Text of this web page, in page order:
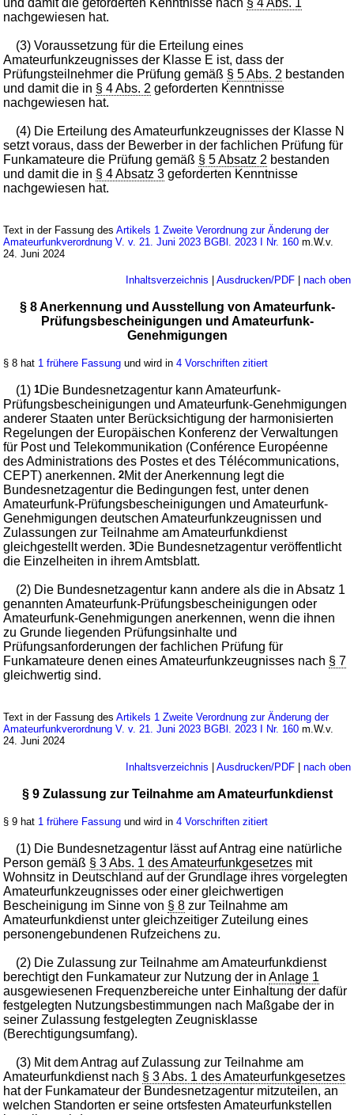
nachgewiesen hat.
(3) Voraussetzung für die Erteilung eines
Amateurfunkzeugnisses der Klasse E ist, dass der
Prüfungsteilnehmer die Prüfung gemäß § 5 Abs. 2 bestanden
und damit die in § 4 Abs. 2 geforderten Kenntnisse
nachgewiesen hat.
(4) Die Erteilung des Amateurfunkzeugnisses der Klasse N
setzt voraus, dass der Bewerber in der fachlichen Prüfung für
Funkamateure die Prüfung gemäß § 5 Absatz 2 bestanden
und damit die in § 4 Absatz 3 geforderten Kenntnisse
nachgewiesen hat.
Text in der Fassung desArtikels 1 Zweite Verordnung zur Änderung der
Amateurfunkverordnung V. v. 21. Juni 2023 BGBl. 2023 I Nr. 160 m.W.v.
24. Juni 2024
Inhaltsverzeichnis | Ausdrucken/PDF| nach oben
§ 8 Anerkennung und Ausstellung von Amateurfunk-
Prüfungsbescheinigungen und Amateurfunk-
Genehmigungen
§ 8 hat 1 frühere Fassung und wird in4 Vorschriften zitiert
(1)1Die Bundesnetzagentur kann Amateurfunk-
Prüfungsbescheinigungen und Amateurfunk-Genehmigungen
anderer Staaten unter Berücksichtigung der harmonisierten
Regelungen der Europäischen Konferenz der Verwaltungen
für Post und Telekommunikation (Conférence Européenne
des Administrations des Postes et des Télécommunications,
CEPT) anerkennen.2Mit der Anerkennung legt die
Bundesnetzagentur die Bedingungen fest, unter denen
Amateurfunk-Prüfungsbescheinigungen und Amateurfunk-
Genehmigungen deutschen Amateurfunkzeugnissen und
Zulassungen zur Teilnahme am Amateurfunkdienst
gleichgestellt werden.3Die Bundesnetzagentur veröffentlicht
die Einzelheiten in ihrem Amtsblatt.
(2) Die Bundesnetzagentur kann andere als die in Absatz 1
genannten Amateurfunk-Prüfungsbescheinigungen oder
Amateurfunk-Genehmigungen anerkennen, wenn die ihnen
zu Grunde liegenden Prüfungsinhalte und
Prüfungsanforderungen der fachlichen Prüfung für
Funkamateure denen eines Amateurfunkzeugnisses nach § 7
gleichwertig sind.
Text in der Fassung desArtikels 1 Zweite Verordnung zur Änderung der
Amateurfunkverordnung V. v. 21. Juni 2023 BGBl. 2023 I Nr. 160 m.W.v.
24. Juni 2024
Inhaltsverzeichnis | Ausdrucken/PDF| nach oben
§ 9 Zulassung zur Teilnahme am Amateurfunkdienst
§ 9 hat 1 frühere Fassung und wird in4 Vorschriften zitiert
(1) Die Bundesnetzagentur lässt auf Antrag eine natürliche
Person gemäß § 3 Abs. 1 des Amateurfunkgesetzes mit
Wohnsitz in Deutschland auf der Grundlage ihres vorgelegten
Amateurfunkzeugnisses oder einer gleichwertigen
Bescheinigung im Sinne von § 8 zur Teilnahme am
Amateurfunkdienst unter gleichzeitiger Zuteilung eines
personengebundenen Rufzeichens zu.
(2) Die Zulassung zur Teilnahme am Amateurfunkdienst
berechtigt den Funkamateur zur Nutzung der inAnlage 1
ausgewiesenen Frequenzbereiche unter Einhaltung der dafür
festgelegten Nutzungsbestimmungen nach Maßgabe der in
seiner Zulassung festgelegten Zeugnisklasse
(Berechtigungsumfang).
(3) Mit dem Antrag auf Zulassung zur Teilnahme am
Amateurfunkdienst nach § 3 Abs. 1 des Amateurfunkgesetzes
hat der Funkamateur der Bundesnetzagentur mitzuteilen, an
welchen Standorten er seine ortsfesten Amateurfunkstellen